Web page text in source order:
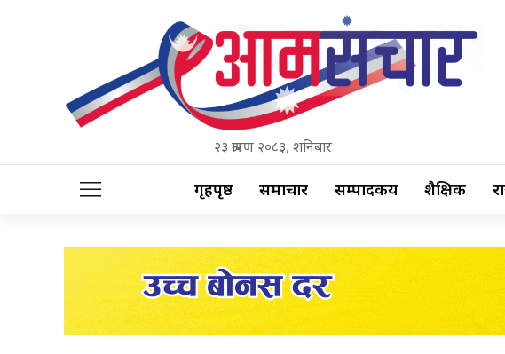
२३ श्रावण २०८३, शनिबार
गृहपृष्ठ समाचार सम्पादकीय शैक्षिक